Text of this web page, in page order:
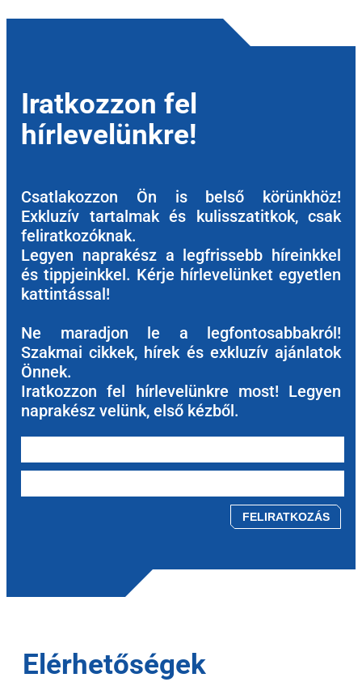
Iratkozzon fel
hírlevelünkre!
Csatlakozzon Ön is belső körünkhöz!
Exkluzív tartalmak és kulisszatitkok, csak
feliratkozóknak.
Legyen naprakész a legfrissebb híreinkkel
és tippjeinkkel. Kérje hírlevelünket egyetlen
kattintással!
Ne maradjon le a legfontosabbakról!
Szakmai cikkek, hírek és exkluzív ajánlatok
Önnek.
Iratkozzon fel hírlevelünkre most! Legyen
naprakész velünk, első kézből.
Elérhetőségek